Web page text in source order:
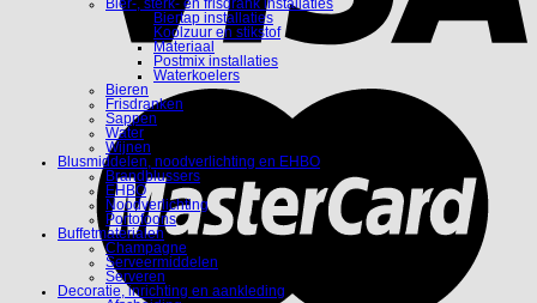
Bier-, sterk- en frisdrank installaties
Biertap installaties
Koolzuur en stikstof
Materiaal
Postmix installaties
Waterkoelers
Bieren
Frisdranken
Sappen
Water
Wijnen
Blusmiddelen, noodverlichting en EHBO
Brandblussers
EHBO
Noodverlichting
Portofoons
Buffetmaterialen
Champagne
Serveermiddelen
Serveren
Decoratie, inrichting en aankleding